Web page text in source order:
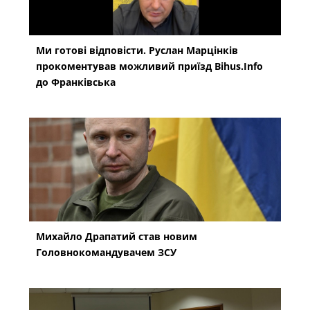
Ми готові відповісти. Руслан Марцінків
прокоментував можливий приїзд Bihus.Info
до Франківська
Михайло Драпатий став новим
Головнокомандувачем ЗСУ